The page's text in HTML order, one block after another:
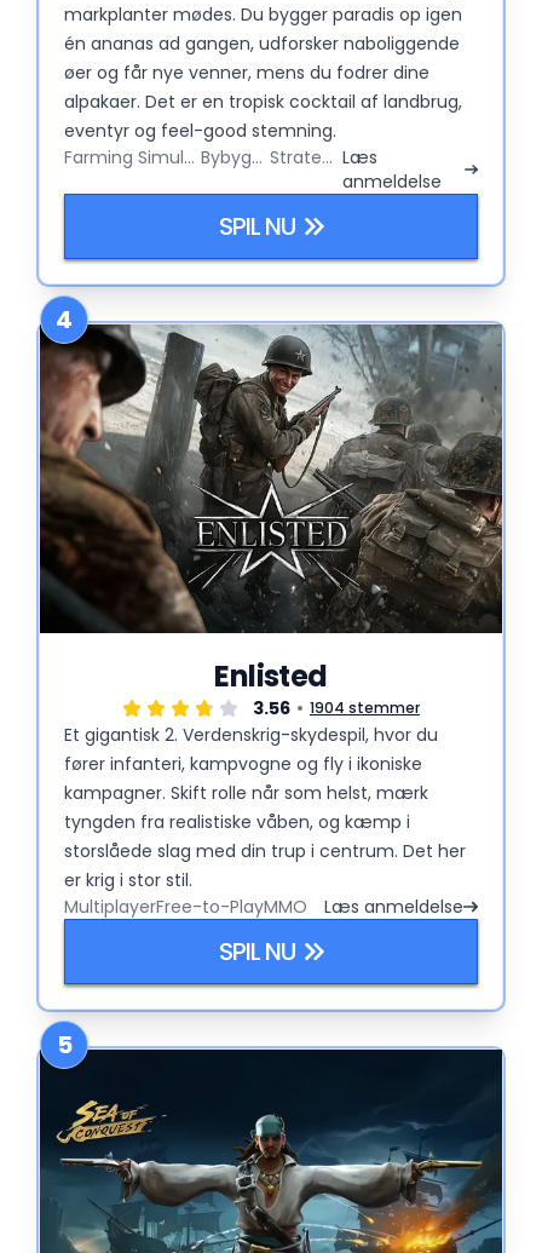
markplanter mødes. Du bygger paradis op igen
én ananas ad gangen, udforsker naboliggende
øer og får nye venner, mens du fodrer dine
alpakaer. Det er en tropisk cocktail af landbrug,
eventyr og feel-good stemning.
Farming Simulator
Bybygger Strategy Læs
anmeldelse
SPIL NU
4
Enlisted
3.56 1904 stemmer
Et gigantisk 2. Verdenskrig-skydespil, hvor du
fører infanteri, kampvogne og fly i ikoniske
kampagner. Skift rolle når som helst, mærk
tyngden fra realistiske våben, og kæmp i
storslåede slag med din trup i centrum. Det her
er krig i stor stil.
MultiplayerFree-to-PlayMMO Læs anmeldelse
SPIL NU
5